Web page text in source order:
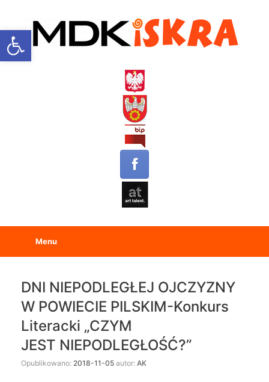
Open toolbar
Menu
DNI NIEPODLEGŁEJ OJCZYZNY
W POWIECIE PILSKIM-Konkurs
Literacki „CZYM
JEST NIEPODLEGŁOŚĆ?”
Opublikowano: 2018-11-05 autor: AK